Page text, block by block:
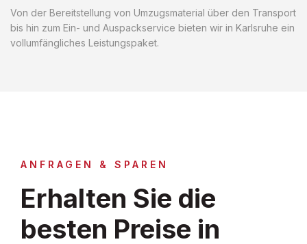
Von der Bereitstellung von Umzugsmaterial über den Transport
bis hin zum Ein- und Auspackservice bieten wir in Karlsruhe ein
vollumfängliches Leistungspaket.
ANFRAGEN & SPAREN
Erhalten Sie die
besten Preise in